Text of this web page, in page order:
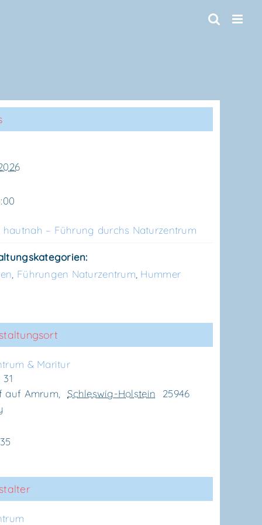
haut­nah – Füh­rung durchs Naturzentrum
Führungen Naturzentrum Hummer
& Maritur
auf Amrum
Schleswig-Holstein
25946